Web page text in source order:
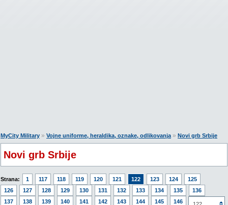
MyCity Military » Vojne uniforme, heraldika, oznake, odlikovanja» Novi grb Srbije
Novi grb Srbije
Strana: 1 117 118 119 120 121 122 123 124
125
126
127 128 129 130 131 132 133 134 135
136
137
138 139 140 141 142 143 144 145 146
147